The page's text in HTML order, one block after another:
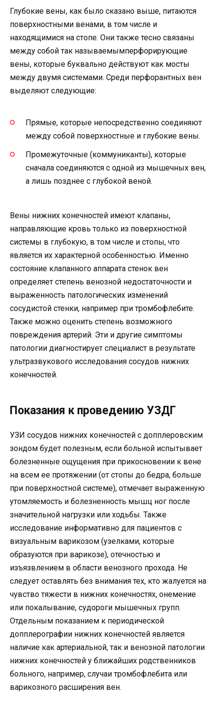
Глубокие вены, как было сказано выше, питаются
поверхностными венами, в том числе и
находящимися на стопе. Они также тесно связаны
между собой так называемымперфорирующие
вены, которые буквально действуют как мосты
между двумя системами. Среди перфорантных вен
выделяют следующие:
Прямые, которые непосредственно соединяют
между собой поверхностные и глубокие вены.
Промежуточные (коммуниканты), которые
сначала соединяются с одной из мышечных вен,
а лишь позднее с глубокой веной.
Вены нижних конечностей имеют клапаны,
направляющие кровь только из поверхностной
системы в глубокую, в том числе и стопы, что
является их характерной особенностью. Именно
состояние клапанного аппарата стенок вен
определяет степень венозной недостаточности и
выраженность патологических изменений
сосудистой стенки, например при тромбофлебите.
Также можно оценить степень возможного
повреждения артерий. Эти и другие симптомы
патологии диагностирует специалист в результате
ультразвукового исследования сосудов нижних
конечностей.
Показания к проведению УЗДГ
УЗИ сосудов нижних конечностей с допплеровским
зондом будет полезным, если больной испытывает
болезненные ощущения при прикосновении к вене
на всем ее протяжении (от стопы до бедра, больше
при поверхностной системе), отмечает выраженную
утомляемость и болезненность мышц ног после
значительной нагрузки или ходьбы. Также
исследование информативно для пациентов с
визуальным варикозом (узелками, которые
образуются при варикозе), отечностью и
изъязвлением в области венозного прохода. Не
следует оставлять без внимания тех, кто жалуется на
чувство тяжести в нижних конечностях, онемение
или покалывание, судороги мышечных групп.
Отдельным показанием к периодической
допплерографии нижних конечностей является
наличие как артериальной, так и венозной патологии
нижних конечностей у ближайших родственников
больного, например, случаи тромбофлебита или
варикозного расширения вен.